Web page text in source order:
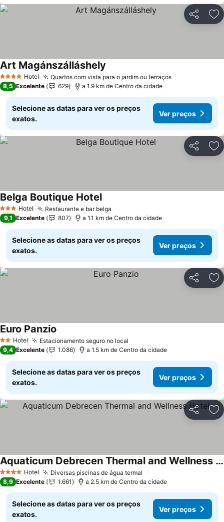
Partilhar
4 EstrelasHotel Quartos com vista para o jardim ou terraçosVer preços
Art Magánszálláshely
8,5 Excelente 629 a 1.9 km de Centro da cidade
Selecione as datas para ver os preços
exatos.
Ver preços
Partilhar
3 EstrelasHotel Restaurante e bar belga
Belga Boutique HotelVer preços
9,1 Excelente 807 a 1.1 km de Centro da cidade
Selecione as datas para ver os preços
exatos.
Ver preços
Partilhar
2 Estrelas
Hotel Estacionamento seguro no local
Euro Panzio
9,4 Excelente 1.086 a 1.5 km de Centro da cidade
Selecione as datas para ver os preços
exatos.
Ver preços
Partilhar
4 EstrelasHotel Diversas piscinas de água termal
Aquaticum Debrecen Thermal and Wellness Hotel
Ver preços
8,9 Excelente 1.661 a 2.5 km de Centro da cidade
Selecione as datas para ver os preços
exatos.
Ver preços